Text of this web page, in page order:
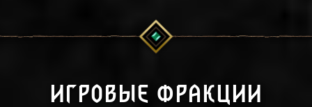
ИГРОВЫЕ ФРАКЦИИ